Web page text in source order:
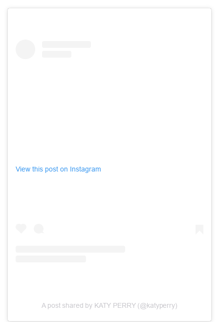
View this post on Instagram
A post shared by KATY PERRY (@katyperry)